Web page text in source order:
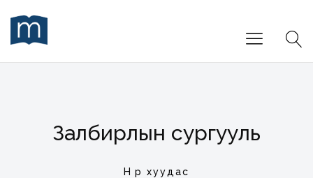
Залбирлын сургууль
Нүүр хуудас